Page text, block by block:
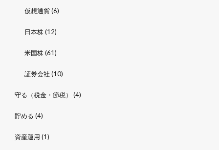
仮想通貨(6)
日本株(12)
米国株(61)
証券会社 (10)
守る（税金・節税） (4)
貯める (4)
資産運用 (1)